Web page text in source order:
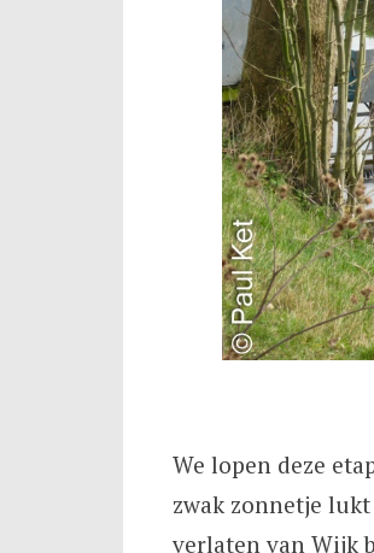
We lopen deze
zwak zonnetje
verlaten van Wijk